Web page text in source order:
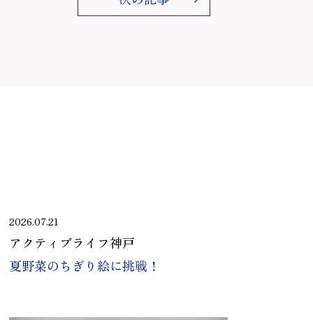
2026.07.21
アクティブライフ神戸
夏野菜のちぎり絵に挑戦！